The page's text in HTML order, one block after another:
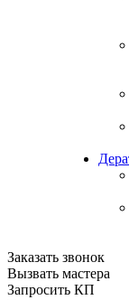
Заказать звонок
Вызвать мастера
Запросить КП